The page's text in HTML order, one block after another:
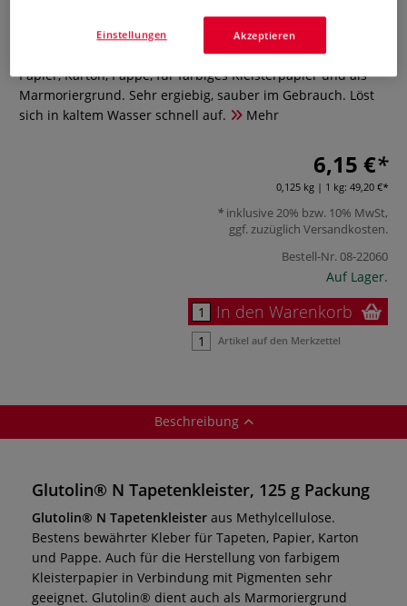
0 Bewertungen
Glutolin® N Tapetenkleister aus Methylcellulose. Kleber für
Papier, Karton, Pappe, für farbiges Kleisterpapier und als
Marmoriergrund. Sehr ergiebig, sauber im Gebrauch. Löst
sich in kaltem Wasser schnell auf.
Mehr
6,15 €
0,125 kg | 1 kg: 49,20 €
inklusive 20% bzw. 10% MwSt,
ggf. zuzüglich Versandkosten.
Bestell-Nr.08-22060
Auf Lager.
In den Warenkorb
Artikel auf den Merkzettel
Beschreibung
Glutolin® N Tapetenkleister, 125 g Packung
Glutolin® N Tapetenkleister aus Methylcellulose.
Bestens bewährter Kleber für Tapeten, Papier, Karton
und Pappe. Auch für die Herstellung von farbigem
Kleisterpapier in Verbindung mit Pigmenten sehr
geeignet. Glutolin® dient auch als Marmoriergrund
Akzeptieren
Einstellungen